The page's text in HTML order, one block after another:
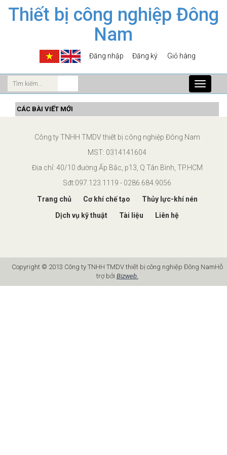
Thiết bị công nghiệp Đông
Nam
Đăng nhập Đăng ký Giỏ hàng
Toggle
CÁC BÀI VIẾT MỚI
Công ty TNHH TMDV thiết bị công nghiệp Đông Nam
MST: 0314141604
Địa chỉ: 40/10 đường Ấp Bắc, p13, Q Tân Bình, TP.HCM
Sđt:097.123.1119 - 0286.684.9056
Trang chủ
Cơ khí chế tạo
Thủy lực-khí nén
Dịch vụ kỹ thuật
Tài liệu Liên hệ
Copyright © 2013 Công ty TNHH TMDV thiết bị công nghiệp Đông NamHỗ
trợ bởi Bizweb.